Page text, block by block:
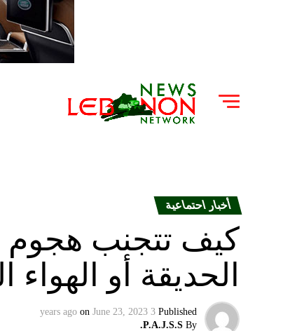
أخبار احتماعية
كيف تتجنب هجوم
الحديقة أو
Published
3 years ago
on June 23, 2023
By
P.A.J.S.S.